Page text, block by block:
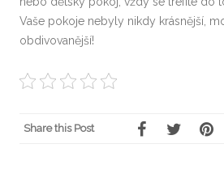
Vaše pokoje nebyly nikdy krásnější,
obdivovanější!
Share this Post